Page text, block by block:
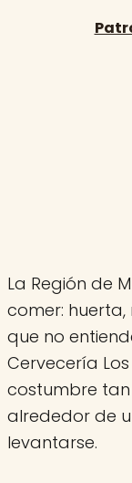
La Región de
comer:
que no
Cervecería
costumbre
alrededor de
levantarse.